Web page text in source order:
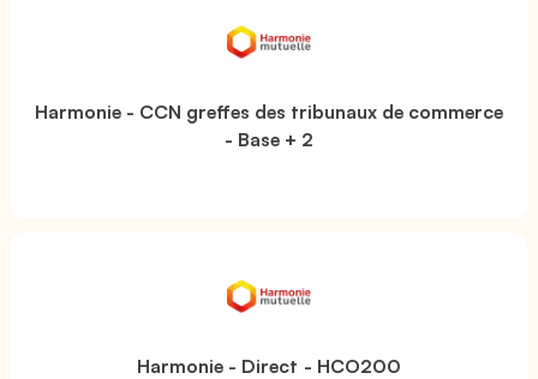
Harmonie - CCN greffes des tribunaux de commerce
- Base + 2
Harmonie - Direct - HCO200